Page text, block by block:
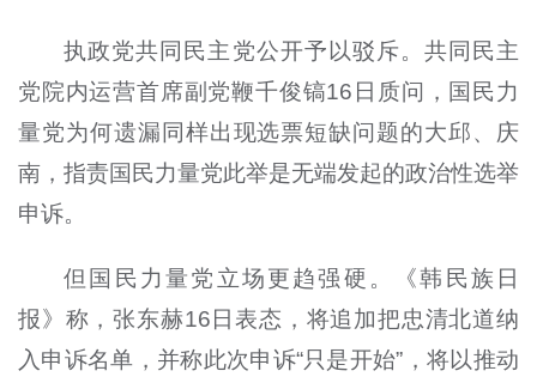
执政党共同民主党公开予以驳斥。共同民主
党院内运营首席副党鞭千俊镐16日质问，国民力
量党为何遗漏同样出现选票短缺问题的大邱、庆
南，指责国民力量党此举是无端发起的政治性选举
申诉。
但国民力量党立场更趋强硬。《韩民族日
报》称，张东赫16日表态，将追加把忠清北道纳
入申诉名单，并称此次申诉“只是开始”，将以推动